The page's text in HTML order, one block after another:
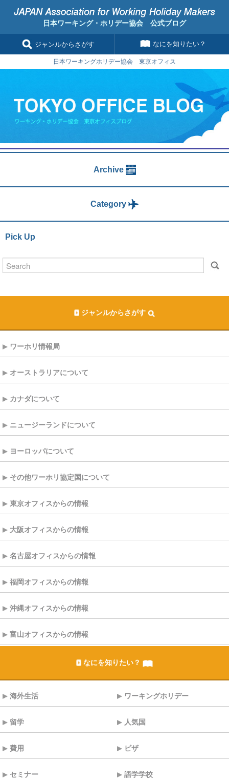
日本ワーキング・ホリデー協会 公式ブログ
ジャンルからさがす なにを知りたい？
日本ワーキングホリデー協会 東京オフィス
Archive
Category
Pick Up
ジャンルからさがす
ワーホリ情報局
オーストラリアについて
カナダについて
ニュージーランドについて
ヨーロッパについて
その他ワーホリ協定国について
東京オフィスからの情報
大阪オフィスからの情報
名古屋オフィスからの情報
福岡オフィスからの情報
沖縄オフィスからの情報
富山オフィスからの情報
なにを知りたい？
海外生活 ワーキングホリデー
留学 人気国
費用 ビザ
セミナー 語学学校